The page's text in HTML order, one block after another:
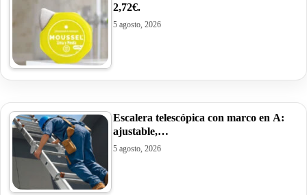
2,72€.
5 agosto, 2026
Escalera telescópica con marco en A:
ajustable,…
5 agosto, 2026